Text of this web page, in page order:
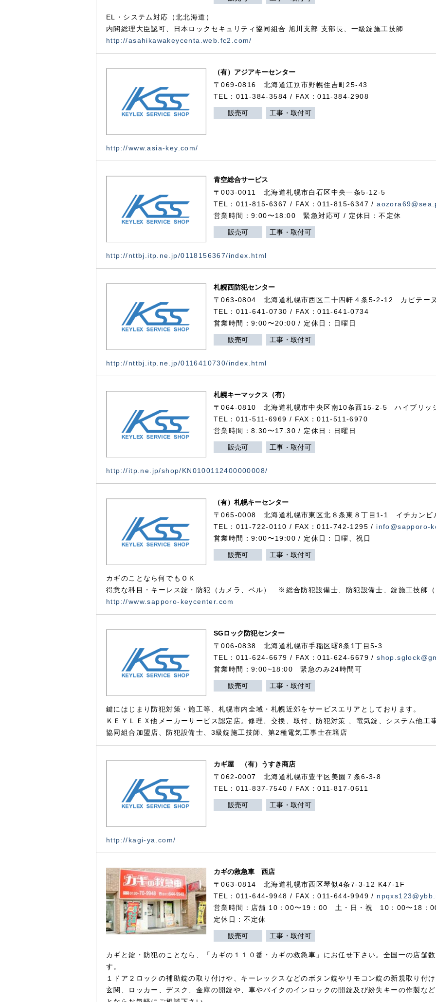
EL・システム対応（北北海道）
内閣総理大臣認可、日本ロックセキュリティ協同組合 旭川支部 支部長、一級錠施工技師
http://asahikawakeycenta.web.fc2.com/
（有）アジアキーセンター
〒069-0816 北海道江別市野幌住吉町25-43
TEL：011-384-3584 / FAX：011-384-2908
販売可 工事・取付可
http://www.asia-key.com/
青空総合サービス
〒003-0011 北海道札幌市白石区中央一条5-12-5
TEL：011-815-6367 / FAX：011-815-6347 /
営業時間：9:00〜18:00 緊急対応可 / 定休日：不定休
販売可 工事・取付可
http://nttbj.itp.ne.jp/0118156367/index.html
札幌西防犯センター
〒063-0804 北海道札幌市西区二十四軒４条5-2-12 カピテー
TEL：011-641-0730 / FAX：011-641-0734
営業時間：9:00〜20:00 / 定休日：日曜日
販売可 工事・取付可
http://nttbj.itp.ne.jp/0116410730/index.html
札幌キーマックス（有）
〒064-0810 北海道札幌市中央区南10条西15-2-5 ハイブリッ
TEL：011-511-6969 / FAX：011-511-6970
営業時間：8:30〜17:30 / 定休日：日曜日
販売可 工事・取付可
http://itp.ne.jp/shop/KN0100112400000008/
（有）札幌キーセンター
〒065-0008 北海道札幌市東区北８条東８丁目1-1 イチカンビ
TEL：011-722-0110 / FAX：011-742-1295 / info@sapporo-
営業時間：9:00〜19:00 / 定休日：日曜、祝日
販売可 工事・取付可
カギのことなら何でもＯＫ
得意な科目・キーレス錠・防犯（カメラ、ベル） ※総合防犯設備士、防犯設備士、錠施工技師
http://www.sapporo-keycenter.com
SGロック防犯センター
〒006-0838 北海道札幌市手稲区曙8条1丁目5-3
TEL：011-624-6679 / FAX：011-624-6679 /
営業時間：9:00~18:00 緊急のみ24時間可
販売可 工事・取付可
鍵にはじまり防犯対策・施工等、札幌市内全域・札幌近郊をサービスエリアとしております。
ＫＥＹＬＥＸ他メーカーサービス認定店。修理、交換、取付、防犯対策 、電気錠、システム他工
協同組合加盟店、防犯設備士、3級錠施工技師、第2種電気工事士在籍店
カギ屋 （有）うすき商店
〒062-0007 北海道札幌市豊平区美園７条6-3-8
TEL：011-837-7540 / FAX：011-817-0611
販売可 工事・取付可
http://kagi-ya.com/
カギの救急車 西店
〒063-0814 北海道札幌市西区琴似4条7-3-12 K47-1F
TEL：011-644-9948 / FAX：011-644-9949 /
営業時間：店舗 10：00〜19：00 土・日・祝 10：00〜18：
定休日：不定休
販売可 工事・取付可
カギと錠・防犯のことなら、「カギの１１０番・カギの救急車」にお任せ下さい。全国一の店舗
す。
１ドア２ロックの補助錠の取り付けや、キーレックスなどのボタン錠やリモコン錠の新規取り付
玄関、ロッカー、デスク、金庫の開錠や、車やバイクのインロックの開錠及び紛失キーの作製な